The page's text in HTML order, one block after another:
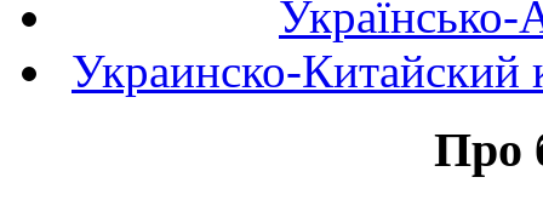
Українсько-
Украинско-Китайский
Про